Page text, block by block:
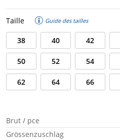
Taille Guide des tailles
38 40 42
50 52 54
62 64 66
Brut / pce
Grössenzuschlag